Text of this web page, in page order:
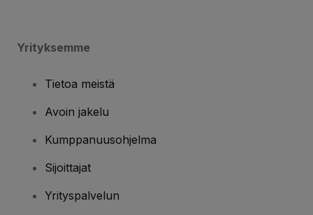
Yrityksemme
Tietoa meistä
Avoin jakelu
Kumppanuusohjelma
Sijoittajat
Yrityspalvelun